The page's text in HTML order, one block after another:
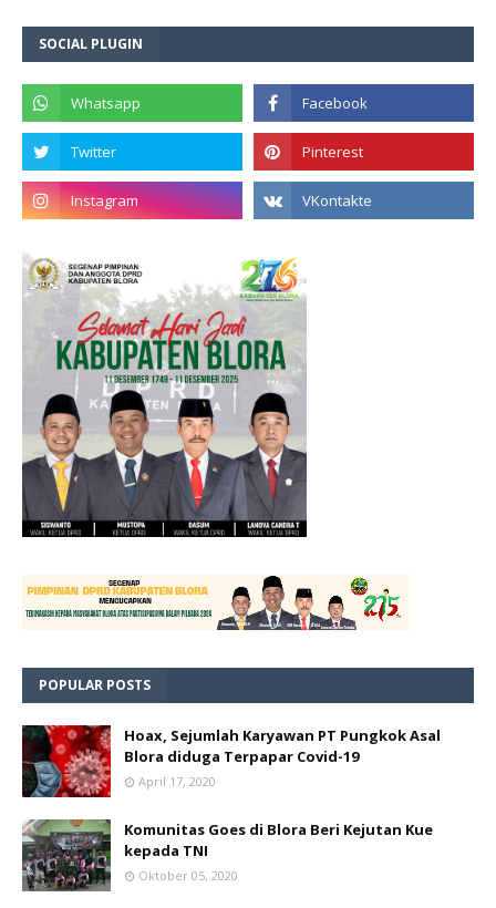
SOCIAL PLUGIN
POPULAR POSTS
Hoax, Sejumlah Karyawan PT Pungkok Asal
Blora diduga Terpapar Covid-19
April 17, 2020
Komunitas Goes di Blora Beri Kejutan Kue
kepada TNI
Oktober 05, 2020